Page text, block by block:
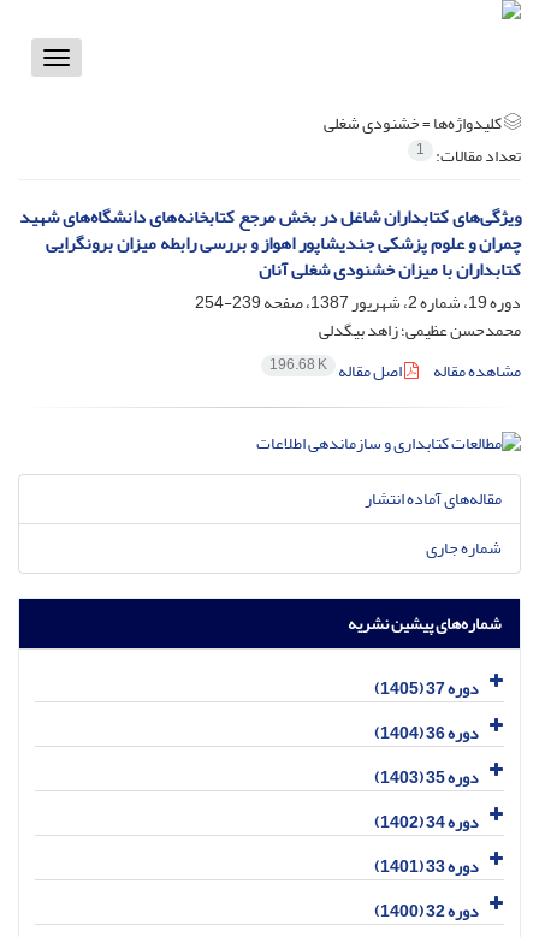
Toggle
کلیدواژه‌ها =خشنودی شغلی
تعداد مقالات: 1
ویژگی‌های کتابداران شاغل در بخش مرجع کتابخانه‌های دانشگاه‌های شهید
چمران و علوم پزشکی جندیشاپور اهواز و بررسی رابطه میزان برونگرایی
کتابداران با میزان خشنودی شغلی آنان
دوره 19، شماره 2، شهریور 1387، صفحه
239-254
محمدحسن عظیمی؛ زاهد بیگدلی
مشاهده مقاله
اصل مقاله 196.68 K
مقاله‌های آماده انتشار
شماره جاری
شماره‌های پیشین نشریه
دوره 37 (1405)
دوره 36 (1404)
دوره 35 (1403)
دوره 34 (1402)
دوره 33 (1401)
دوره 32 (1400)